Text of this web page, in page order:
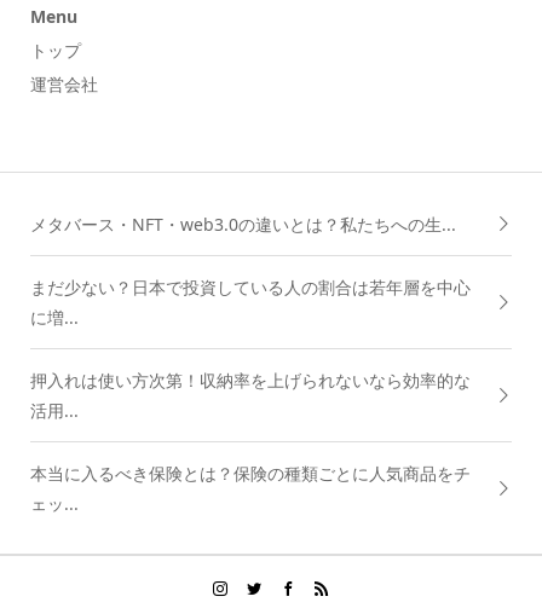
Menu
トップ
運営会社
メタバース・NFT・web3.0の違いとは？私たちへの生...
まだ少ない？日本で投資している人の割合は若年層を中心
に増...
押入れは使い方次第！収納率を上げられないなら効率的な
活用...
本当に入るべき保険とは？保険の種類ごとに人気商品をチ
ェッ...